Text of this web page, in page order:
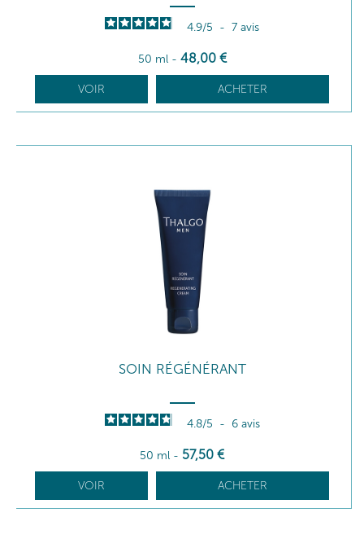
4.9/5 - 7 avis
50 ml - 48,00 €
VOIR ACHETER
SOIN RÉGÉNÉRANT
4.8/5 - 6 avis
50 ml - 57,50 €
VOIR ACHETER